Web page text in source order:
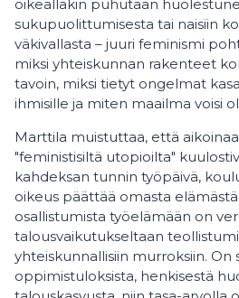
oikeallakin puhutaan
sukupuolittumisesta tai naisiin
väkivallasta – juuri feminismi
miksi yhteiskunnan rakenteet
tavoin, miksi tietyt ongelmat
ihmisille ja miten maailma voisi
Marttila muistuttaa, että
"feministisiltä utopioilta"
kahdeksan tunnin työpäivä,
oikeus päättää omasta
osallistumista työelämään on
talousvaikutukseltaan
yhteiskunnallisiin murroksiin. On
oppimistuloksista, henkisestä